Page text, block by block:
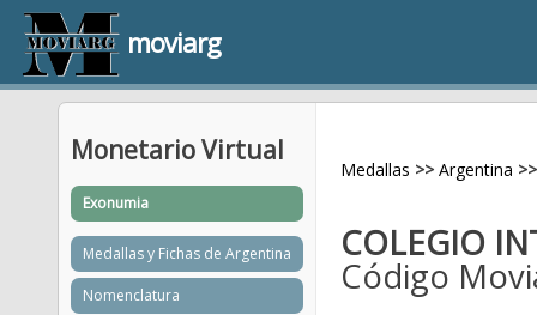
moviarg
Medallas >> Argentina >>
COLEGIO
Código
Monetario Virtual
Exonumia
Medallas y Fichas de Argentina
Nomenclatura